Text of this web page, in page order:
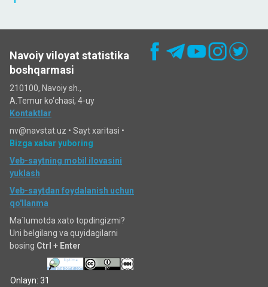
Navoiy viloyat statistika
boshqarmasi
210100, Navoiy sh.,
A.Temur ko‘chаsi, 4-uy
Kontaktlar
nv@navstat.uz • Sayt xaritasi •
Bizga xabar yuboring
Veb-saytning mobil ilovasini
yuklash
Veb-saytdan foydalanish uchun
qo'llanma
Ma`lumotda xato topdingizmi?
Uni belgilang va quyidagilarni
bosing Ctrl + Enter
Onlayn: 31